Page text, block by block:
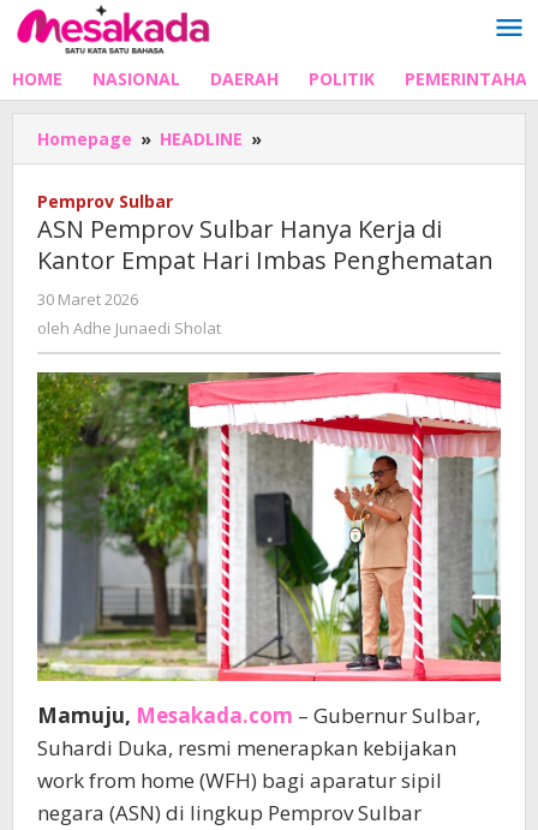
Lewati
ke
HOME NASIONAL DAERAH POLITIK
Homepage » HEADLINE »
Pemprov
Kerja
di
Penghematan
Pemprov Sulbar
ASN Pemprov Sulbar Hanya Kerja di
Kantor Empat Hari Imbas Penghematan
30 Maret 2026
Adhe
oleh Adhe Junaedi Sholat
Mamuju, Mesakada.com – Gubernur Sulbar,
Suhardi Duka, resmi menerapkan kebijakan
work from home (WFH) bagi aparatur sipil
negara (ASN) di lingkup Pemprov Sulbar